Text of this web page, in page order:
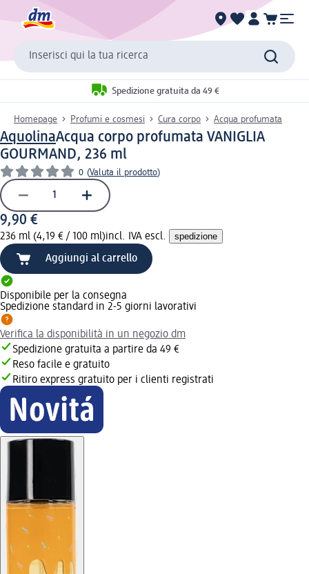
Inserisci qui la tua ricerca
Spedizione gratuita da 49 €
Homepage Profumi e cosmesi Cura corpo Acqua profumata
AquolinaAcqua corpo profumata VANIGLIA
GOURMAND, 236 ml
0 (Valuta il prodotto)
9,90 €
236 ml (4,19 € / 100 ml)incl. IVA escl. spedizione
Aggiungi al carrello
Disponibile per la consegna
Spedizione standard in 2-5 giorni lavorativi
Verifica la disponibilità in un negozio dm
Spedizione gratuita a partire da 49 €
Reso facile e gratuito
Ritiro express gratuito per i clienti registrati